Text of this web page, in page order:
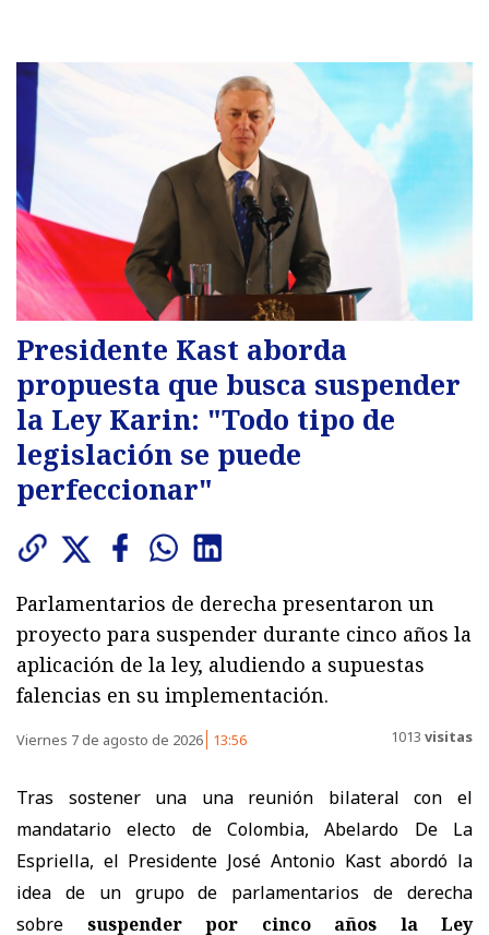
Presidente Kast aborda
propuesta que busca suspender
la Ley Karin: "Todo tipo de
legislación se puede
perfeccionar"
Parlamentarios de derecha presentaron un
proyecto para suspender durante cinco años la
aplicación de la ley, aludiendo a supuestas
falencias en su implementación.
Viernes 7 de agosto de 2026 13:56 1013 visitas
Tras sostener una una reunión bilateral con el
mandatario electo de Colombia, Abelardo De La
Espriella, el Presidente José Antonio Kast abordó la
idea de un grupo de parlamentarios de derecha
sobre suspender por cinco años la Ley